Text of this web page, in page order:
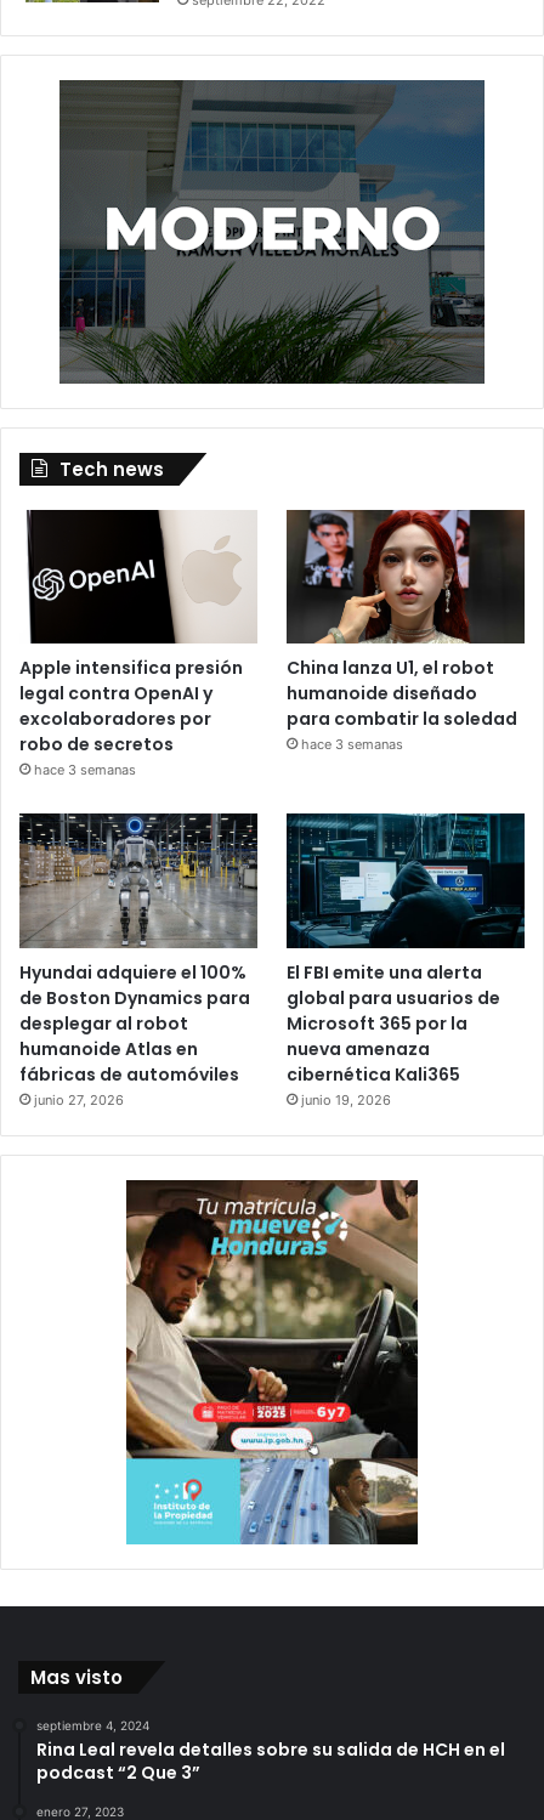
Tech news
Apple intensifica presión
legal contra OpenAI y
excolaboradores por
robo de secretos
hace 3 semanas
China lanza U1, el robot
humanoide diseñado
para combatir la soledad
hace 3 semanas
Hyundai adquiere el 100%
de Boston Dynamics para
desplegar al robot
humanoide Atlas en
fábricas de automóviles
junio 27, 2026
El FBI emite una alerta
global para usuarios de
Microsoft 365 por la
nueva amenaza
cibernética Kali365
junio 19, 2026
Mas visto
septiembre 4, 2024
Rina Leal revela detalles sobre su salida de HCH en el
podcast “2 Que 3”
enero 27, 2023